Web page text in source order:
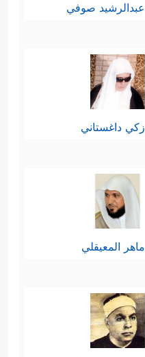
عبدالرشيد صوفي
زكي داغستاني
ماهر المعيقلي